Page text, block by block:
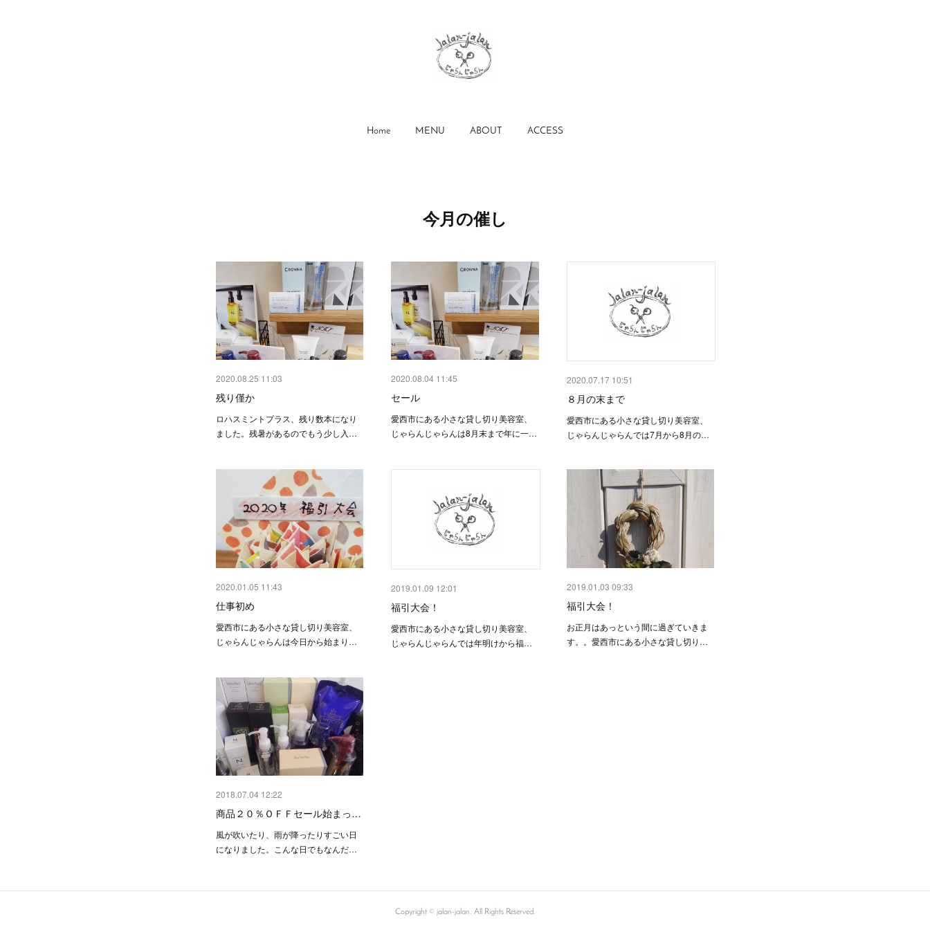
Home MENU ABOUT ACCESS
今月の催し
2020.08.25 11:03
残り僅か
ロハスミントプラス、残り数本になり
ました。残暑があるのでもう少し入…
2020.08.04 11:45
セール
愛西市にある小さな貸し切り美容室、
じゃらんじゃらんは8月末まで年に一…
2020.07.17 10:51
８月の末まで
愛西市にある小さな貸し切り美容室、
じゃらんじゃらんでは7月から8月の…
2020.01.05 11:43
仕事初め
愛西市にある小さな貸し切り美容室、
じゃらんじゃらんは今日から始まり…
2019.01.09 12:01
福引大会！
愛西市にある小さな貸し切り美容室、
じゃらんじゃらんでは年明けから福…
2019.01.03 09:33
福引大会！
お正月はあっという間に過ぎていきま
す。。愛西市にある小さな貸し切り…
2018.07.04 12:22
商品２０％ＯＦＦセール始まっ…
風が吹いたり、雨が降ったりすごい日
になりました。こんな日でもなんだ…
Copyright © jalan-jalan. All Rights Reserved.